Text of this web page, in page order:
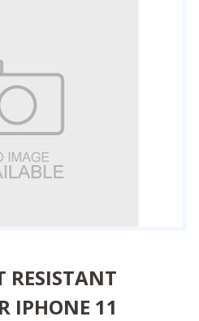
RESISTANT
IPHONE 11